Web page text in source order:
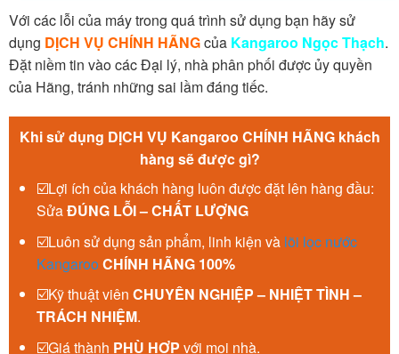
Với các lỗi của máy trong quá trình sử dụng bạn hãy sử
dụng DỊCH VỤ CHÍNH HÃNGcủa Kangaroo Ngọc Thạch.
Đặt niềm tin vào các Đại lý, nhà phân phối được ủy quyền
của Hãng, tránh những sai lầm đáng tiếc.
Khi sử dụng DỊCH VỤ Kangaroo CHÍNH HÃNG khách
hàng sẽ được gì?
☑️Lợi ích của khách hàng luôn được đặt lên hàng đầu:
SửaĐÚNG LỖI – CHẤT LƯỢNG
☑️Luôn sử dụng sản phẩm, linh kiện và lõi lọc nước
Kangaroo CHÍNH HÃNG 100%
☑️Kỹ thuật viên CHUYÊN NGHIỆP – NHIỆT TÌNH –
TRÁCH NHIỆM.
☑️Giá thành PHÙ HỢP với mọi nhà.